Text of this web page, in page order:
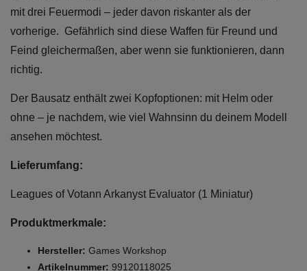
mit drei Feuermodi – jeder davon riskanter als der
vorherige. Gefährlich sind diese Waffen für Freund und
Feind gleichermaßen, aber wenn sie funktionieren, dann
richtig.
Der Bausatz enthält zwei Kopfoptionen: mit Helm oder
ohne – je nachdem, wie viel Wahnsinn du deinem Modell
ansehen möchtest.
Lieferumfang:
Leagues of Votann Arkanyst Evaluator (1 Miniatur)
Produktmerkmale:
Hersteller: Games Workshop
Artikelnummer: 99120118025